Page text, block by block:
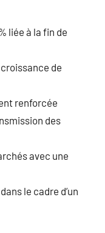
liée à la fin de
de
renforcée
des
avec une
le cadre d’un